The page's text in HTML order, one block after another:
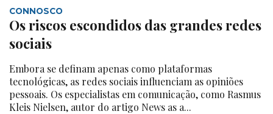
CONNOSCO
Os riscos escondidos das grandes redes
sociais
Embora se definam apenas como plataformas
tecnológicas, as redes sociais influenciam as opiniões
pessoais. Os especialistas em comunicação, como Rasmus
Kleis Nielsen, autor do artigo News as a...